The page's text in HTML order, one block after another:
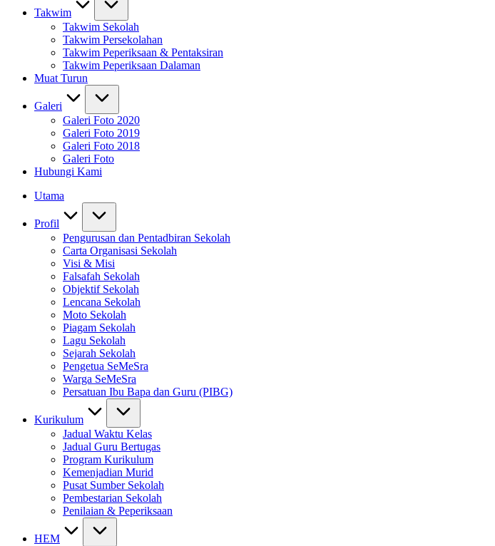
Takwim
Takwim Sekolah
Takwim Persekolahan
Takwim Peperiksaan & Pentaksiran
Takwim Peperiksaan Dalaman
Muat Turun
Galeri
Galeri Foto 2020
Galeri Foto 2019
Galeri Foto 2018
Galeri Foto
Hubungi Kami
Utama
Profil
Pengurusan dan Pentadbiran Sekolah
Carta Organisasi Sekolah
Visi & Misi
Falsafah Sekolah
Objektif Sekolah
Lencana Sekolah
Moto Sekolah
Piagam Sekolah
Lagu Sekolah
Sejarah Sekolah
Pengetua SeMeSra
Warga SeMeSra
Persatuan Ibu Bapa dan Guru (PIBG)
Kurikulum
Jadual Waktu Kelas
Jadual Guru Bertugas
Program Kurikulum
Kemenjadian Murid
Pusat Sumber Sekolah
Pembestarian Sekolah
Penilaian & Peperiksaan
HEM